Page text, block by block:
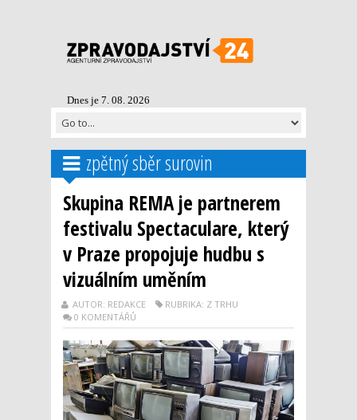
Dnes je 7. 08. 2026
zpětný sběr surovin
Skupina REMA je partnerem
festivalu Spectaculare, který
v Praze propojuje hudbu s
vizuálním uměním
AUTOR: REDAKCE
RUBRIKA: Z TRHU
0 KOMENTÁŘŮ